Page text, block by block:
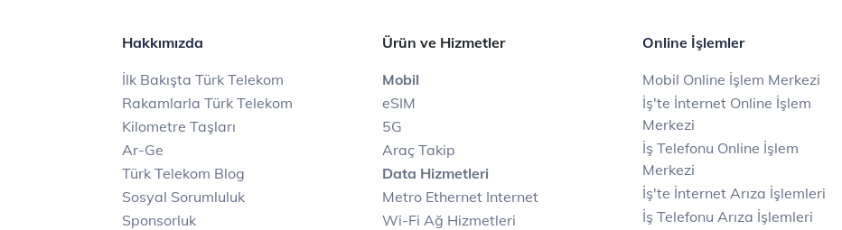
Hakkımızda
İlk Bakışta Türk Telekom
Rakamlarla Türk Telekom
Kilometre Taşları
Ar-Ge
Türk Telekom Blog
Sosyal Sorumluluk
Sponsorluk
Ürün ve Hizmetler
Mobil
eSIM
5G
Araç Takip
Data Hizmetleri
Metro Ethernet Internet
Wi-Fi Ağ Hizmetleri
Online İşlemler
Mobil Online İşlem Merkezi
İş'te İnternet Online İşlem
Merkezi
İş Telefonu Online İşlem
Merkezi
İş'te İnternet Arıza İşlemleri
İş Telefonu Arıza İşlemleri